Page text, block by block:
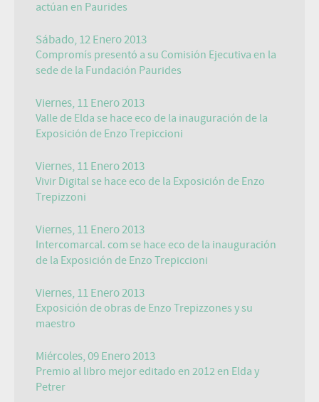
actúan en Paurides
Sábado, 12 Enero 2013
Compromís presentó a su Comisión Ejecutiva en la
sede de la Fundación Paurides
Viernes, 11 Enero 2013
Valle de Elda se hace eco de la inauguración de la
Exposición de Enzo Trepiccioni
Viernes, 11 Enero 2013
Vivir Digital se hace eco de la Exposición de Enzo
Trepizzoni
Viernes, 11 Enero 2013
Intercomarcal. com se hace eco de la inauguración
de la Exposición de Enzo Trepiccioni
Viernes, 11 Enero 2013
Exposición de obras de Enzo Trepizzones y su
maestro
Miércoles, 09 Enero 2013
Premio al libro mejor editado en 2012 en Elda y
Petrer